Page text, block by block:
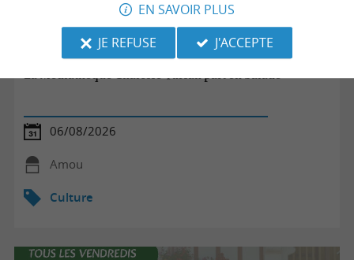
La Médiathèque Chalosse Tursan part en balade
06/08/2026
Amou
Culture
EN SAVOIR PLUS
JE REFUSE
J'ACCEPTE